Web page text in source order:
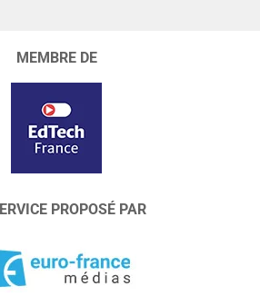
MEMBRE DE
PROPOSÉ PAR